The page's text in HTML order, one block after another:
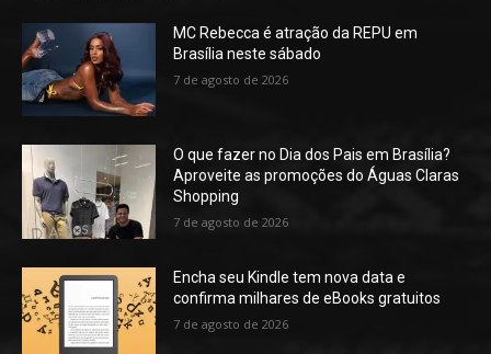
MC Rebecca é atração da REPU em
Brasília neste sábado
7 de agosto de 2026
O que fazer no Dia dos Pais em Brasília?
Aproveite as promoções do Águas Claras
Shopping
7 de agosto de 2026
Encha seu Kindle tem nova data e
confirma milhares de eBooks gratuitos
7 de agosto de 2026